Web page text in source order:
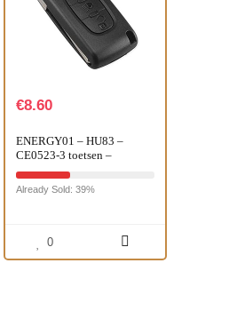
€8.60
ENERGY01 – HU83 –
CE0523-3 toetsen –
sleutelbehuizing voor
Citroen C2 C3 C4 C5 C6 C8
– sleutel met groef – batterij
Already Sold: 39%
0